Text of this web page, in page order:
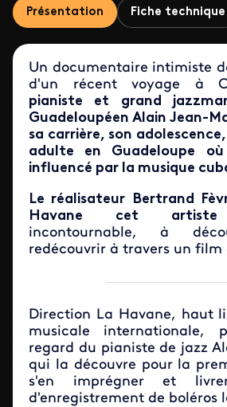
Présentation Fiche technique
Un documentaire intimiste
d'un récent voyage à
pianiste et grand
Guadeloupéen Alain Jean-
sa carrière,son
adulte en Guadeloupe
influencé par la musique
Le réalisateur Bertrand
Havane cet artiste
incontournable, à
redécouvrir à travers un film
Direction La Havane, haut
musicale internationale,
regard du pianiste de jazz
qui la découvre pour la
s'en imprégner et
d'enregistrement de boléros